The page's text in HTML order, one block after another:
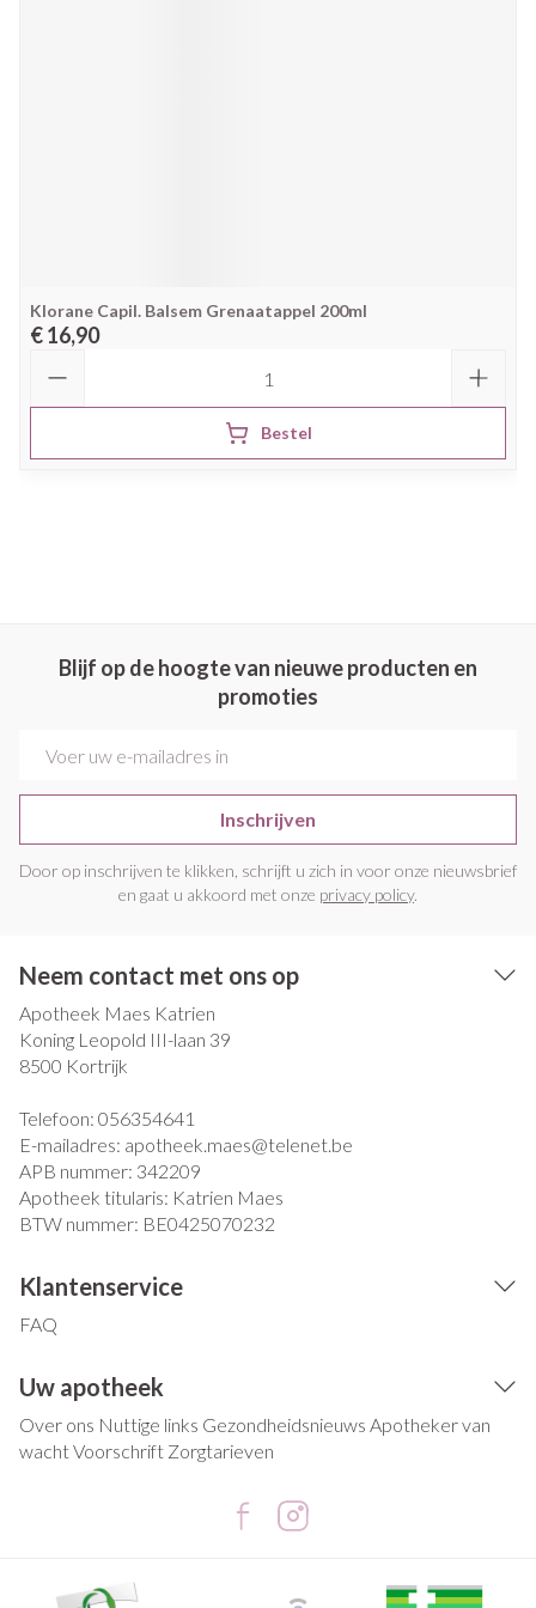
Klorane Capil. Balsem Grenaatappel 200ml
€ 16,90
Bestel
Blijf op de hoogte van nieuwe producten en
promoties
Inschrijven
Door op inschrijven te klikken, schrijft u zich in voor onze nieuwsbrief
en gaat u akkoord met onze privacy policy.
Neem contact met ons op
Apotheek Maes Katrien
Koning Leopold III-laan 39
8500 Kortrijk
Telefoon: 056354641
E-mailadres: apotheek.maes@telenet.be
APB nummer: 342209
Apotheek titularis: Katrien Maes
BTW nummer: BE0425070232
Klantenservice
FAQ
Uw apotheek
Over ons Nuttige links Gezondheidsnieuws Apotheker van
wachtVoorschrift Zorgtarieven